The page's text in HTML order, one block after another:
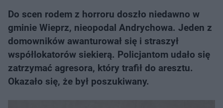
Do scen rodem z horroru doszło niedawno w
gminie Wieprz, nieopodal Andrychowa. Jeden z
domowników awanturował się i straszył
współlokatorów siekierą. Policjantom udało się
zatrzymać agresora, który trafił do aresztu.
Okazało się, że był poszukiwany.